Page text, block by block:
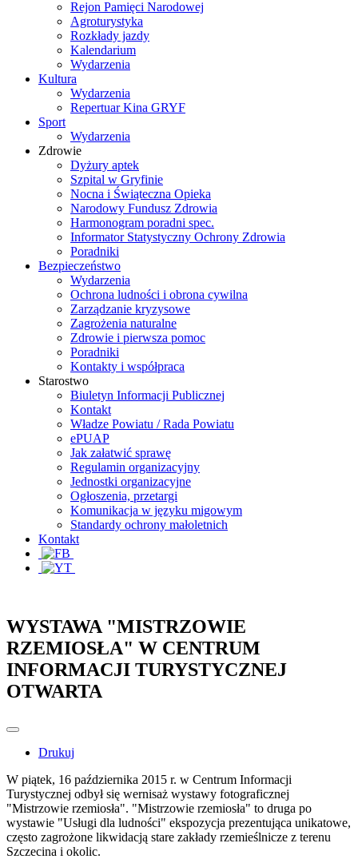
Rejon Pamięci Narodowej
Agroturystyka
Rozkłady jazdy
Kalendarium
Wydarzenia
Kultura
Wydarzenia
Repertuar Kina GRYF
Sport
Wydarzenia
Zdrowie
Dyżury aptek
Szpital w Gryfinie
Nocna i Świąteczna Opieka
Narodowy Fundusz Zdrowia
Harmonogram poradni spec.
Informator Statystyczny Ochrony Zdrowia
Poradniki
Bezpieczeństwo
Wydarzenia
Ochrona ludności i obrona cywilna
Zarządzanie kryzysowe
Zagrożenia naturalne
Zdrowie i pierwsza pomoc
Poradniki
Kontakty i współpraca
Starostwo
Biuletyn Informacji Publicznej
Kontakt
Władze Powiatu / Rada Powiatu
ePUAP
Jak załatwić sprawę
Regulamin organizacyjny
Jednostki organizacyjne
Ogłoszenia, przetargi
Komunikacja w języku migowym
Standardy ochrony małoletnich
Kontakt
WYSTAWA "MISTRZOWIE
RZEMIOSŁA" W CENTRUM
INFORMACJI TURYSTYCZNEJ
OTWARTA
Drukuj
W piątek, 16 października 2015 r. w Centrum Informacji
Turystycznej odbył się wernisaż wystawy fotograficznej
"Mistrzowie rzemiosła". "Mistrzowie rzemiosła" to druga po
wystawie "Usługi dla ludności" ekspozycja prezentująca unikatowe,
często zagrożone likwidacją stare zakłady rzemieślnicze z terenu
Szczecina i okolic.